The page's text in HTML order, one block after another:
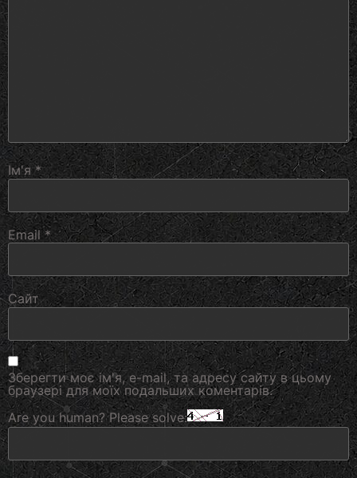
Ім'я *
Email*
Сайт
Зберегти моє ім'я, e-mail, та адресу сайту в цьому
браузері для моїх подальших коментарів.
Are you human? Please solve: